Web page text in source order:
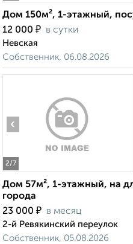
Дом 150м², 1-этажный,
12 000 ₽ в сутки
Невская
Собственник, 06.08.2026
2/7
‹
Дом 57м², 1-этажный, на
города
23 000 ₽ в месяц
2-й Ревякинский переулок
Собственник, 05.08.2026